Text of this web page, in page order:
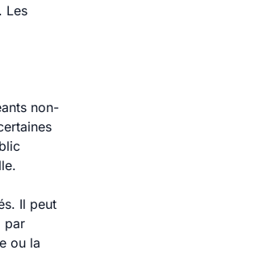
Les
non-
Il peut
par
ou la